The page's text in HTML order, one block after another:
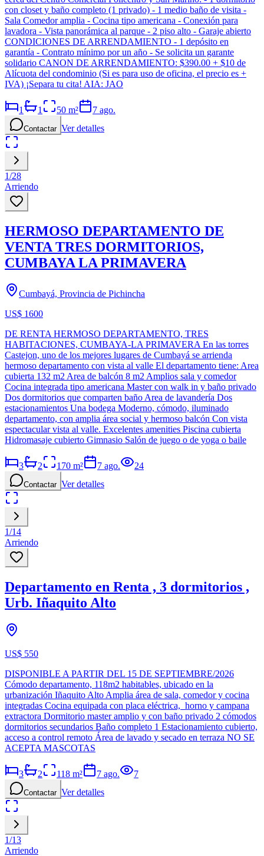
con closet y baño completo (1 privado) - 1 medio baño de visita -
Sala Comedor amplia - Cocina tipo americana - Conexión para
lavadora - Vista panorámica al parque - 2 piso alto - Garaje abierto
CONDICIONES DE ARRENDAMIENTO - 1 depósito en
garantía - Contrato mínimo por un año - Se solicita un garante
solidario CANON DE ARRENDAMIENTO: $390.00 + $10 de
Alícuota del condominio (Si es para uso de oficina, el precio es +
IVA) ¡Separa tu cita! AIA: JAO
1 1 50 m² 7 ago.
Contactar Ver detalles
1/28
Arriendo
HERMOSO DEPARTAMENTO DE
VENTA TRES DORMITORIOS,
CUMBAYA LA PRIMAVERA
Cumbayá, Provincia de Pichincha
US$ 1600
DE RENTA HERMOSO DEPARTAMENTO, TRES
HABITACIONES, CUMBAYA-LA PRIMAVERA En las torres
Castejon, uno de los mejores lugares de Cumbayá se arrienda
hermoso departamento con vista al valle El departamento tiene: Area
cubierta 132 m2 Area de balcón 8 m2 Amplios sala y comedor
Cocina integrada tipo americana Master con walk in y baño privado
Dos dormitorios que comparten baño Area de lavandería Dos
estacionamientos Una bodega Moderno, cómodo, iluminado
departamento, con amplia área social y hermoso balcón Con vista
espectacular vista al valle. Excelentes amenities Piscina cubierta
Hidromasaje cubierto Gimnasio Salón de juego o de yoga o baile
3 2 170 m² 7 ago. 24
Contactar Ver detalles
1/14
Arriendo
Departamento en Renta , 3 dormitorios ,
Urb. Iñaquito Alto
US$ 550
DISPONIBLE A PARTIR DEL 15 DE SEPTIEMBRE/2026
Cómodo departamento, 118m2 habitables, ubicado en la
urbanización Iñaquito Alto Amplia área de sala, comedor y cocina
integradas Cocina equipada con placa eléctrica, horno y campana
extractora Dormitorio master amplio y con baño privado 2 cómodos
dormitorios secundarios Baño completo 1 Estacionamiento cubierto,
acceso a control remoto Área de lavado y secado en terraza NO SE
ACEPTA MASCOTAS
3 2 118 m² 7 ago. 7
Contactar Ver detalles
1/13
Arriendo